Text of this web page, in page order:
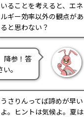
いることを考えると、エネ
ルギー効率以外の観点があ
ると思わない？
降参！答
。
うさりんってば諦めが早い
よ。ヒントは気候よ。夏は